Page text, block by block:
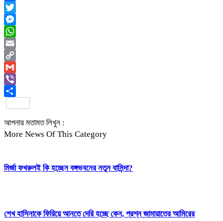
Facebook
Twitter
Messenger
WhatsApp
Email
Copy
Link
Gmail
Viber
আপনার মতামত লিখুন :
More News Of This Category
মির্জা ফখরুলই কি হচ্ছেন বঙ্গভবনের নতুন বাসিন্দা?
শেখ হাসিনাকে ফিরিয়ে আনতে দেরি হচ্ছে কেন, প্রশ্ন জামায়াতের আমিরের